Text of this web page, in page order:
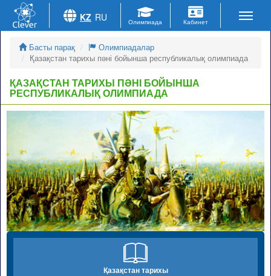
Басты парақ
Олимпиадалар
Қазақстан тарихы пәні бойынша республикалық олимпиада
ҚАЗАҚСТАН ТАРИХЫ ПӘНІ БОЙЫНША
РЕСПУБЛИКАЛЫҚ ОЛИМПИАДА
Қазақстан тарихы
KZ RU